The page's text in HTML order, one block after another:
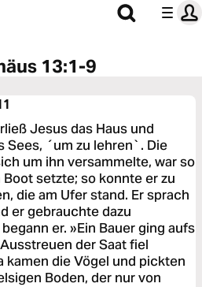
13:1-9
Jesus das Haus und
Sees, ´um zu lehren`. Die
um ihn versammelte, war so
setzte; so konnte er zu
die am Ufer stand. Er sprach
er gebrauchte dazu
er. »Ein Bauer ging aufs
der Saat fiel
kamen die Vögel und pickten
Boden, der nur von